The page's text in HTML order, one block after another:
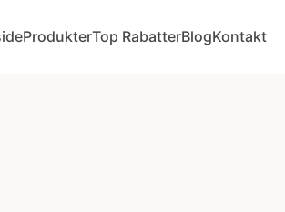
ProdukterTop RabatterBlogKontakt